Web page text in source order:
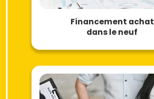
Financement achat
dans le neuf